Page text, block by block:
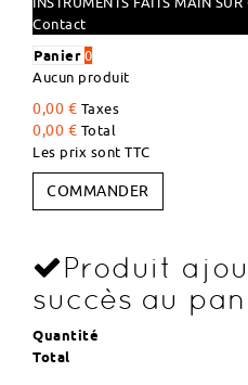
Contact
Panier 0
Aucun produit
0,00 € Taxes
0,00 € Total
Les prix sont TTC
COMMANDER
Produit
succès au
Quantité
Total